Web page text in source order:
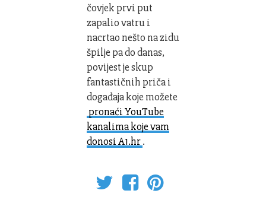
čovjek prvi put
zapalio vatru i
nacrtao nešto na zidu
špilje pa do danas,
povijest je skup
fantastičnih priča i
događaja koje možete
pronaći YouTube
kanalima koje vam
donosi A1.hr.